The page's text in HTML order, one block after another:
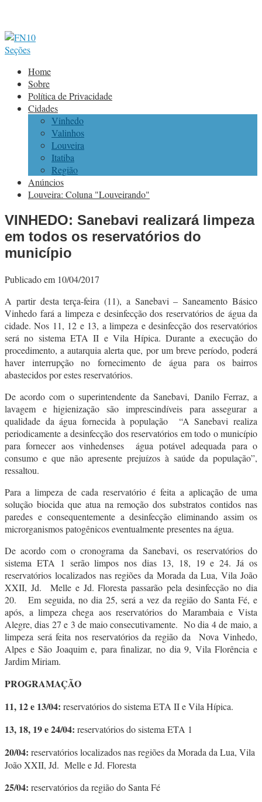
Seções
Home
Sobre
Política de Privacidade
Cidades
Vinhedo
Valinhos
Louveira
Itatiba
Região
Anúncios
Louveira: Coluna "Louveirando"
VINHEDO: Sanebavi realizará limpeza
em todos os reservatórios do
município
Publicado em 10/04/2017
A partir desta terça-feira (11), a Sanebavi – Saneamento Básico
Vinhedo fará a limpeza e desinfecção dos reservatórios de água da
cidade. Nos 11, 12 e 13, a limpeza e desinfecção dos reservatórios
será no sistema ETA II e Vila Hípica. Durante a execução do
procedimento, a autarquia alerta que, por um breve período, poderá
haver interrupção no fornecimento de água para os bairros
abastecidos por estes reservatórios.
De acordo com o superintendente da Sanebavi, Danilo Ferraz, a
lavagem e higienização são imprescindíveis para assegurar a
qualidade da água fornecida à população “A Sanebavi realiza
periodicamente a desinfecção dos reservatórios em todo o município
para fornecer aos vinhedenses água potável adequada para o
consumo e que não apresente prejuízos à saúde da população”,
ressaltou.
Para a limpeza de cada reservatório é feita a aplicação de uma
solução biocida que atua na remoção dos substratos contidos nas
paredes e consequentemente a desinfecção eliminando assim os
microrganismos patogênicos eventualmente presentes na água.
De acordo com o cronograma da Sanebavi, os reservatórios do
sistema ETA 1 serão limpos nos dias 13, 18, 19 e 24. Já os
reservatórios localizados nas regiões da Morada da Lua, Vila João
XXII, Jd. Melle e Jd. Floresta passarão pela desinfecção no dia
20. Em seguida, no dia 25, será a vez da região do Santa Fé, e
após, a limpeza chega aos reservatórios do Marambaia e Vista
Alegre, dias 27 e 3 de maio consecutivamente. No dia 4 de maio, a
limpeza será feita nos reservatórios da região da Nova Vinhedo,
Alpes e São Joaquim e, para finalizar, no dia 9, Vila Florência e
Jardim Miriam.
PROGRAMAÇÃO
11, 12 e 13/04: reservatórios do sistema ETA II e Vila Hípica.
13, 18, 19 e 24/04: reservatórios do sistema ETA 1
20/04: reservatórios localizados nas regiões da Morada da Lua, Vila
João XXII, Jd. Melle e Jd. Floresta
25/04: reservatórios da região do Santa Fé